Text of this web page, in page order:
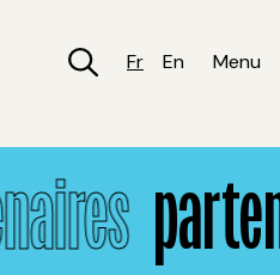
Fr En Menu